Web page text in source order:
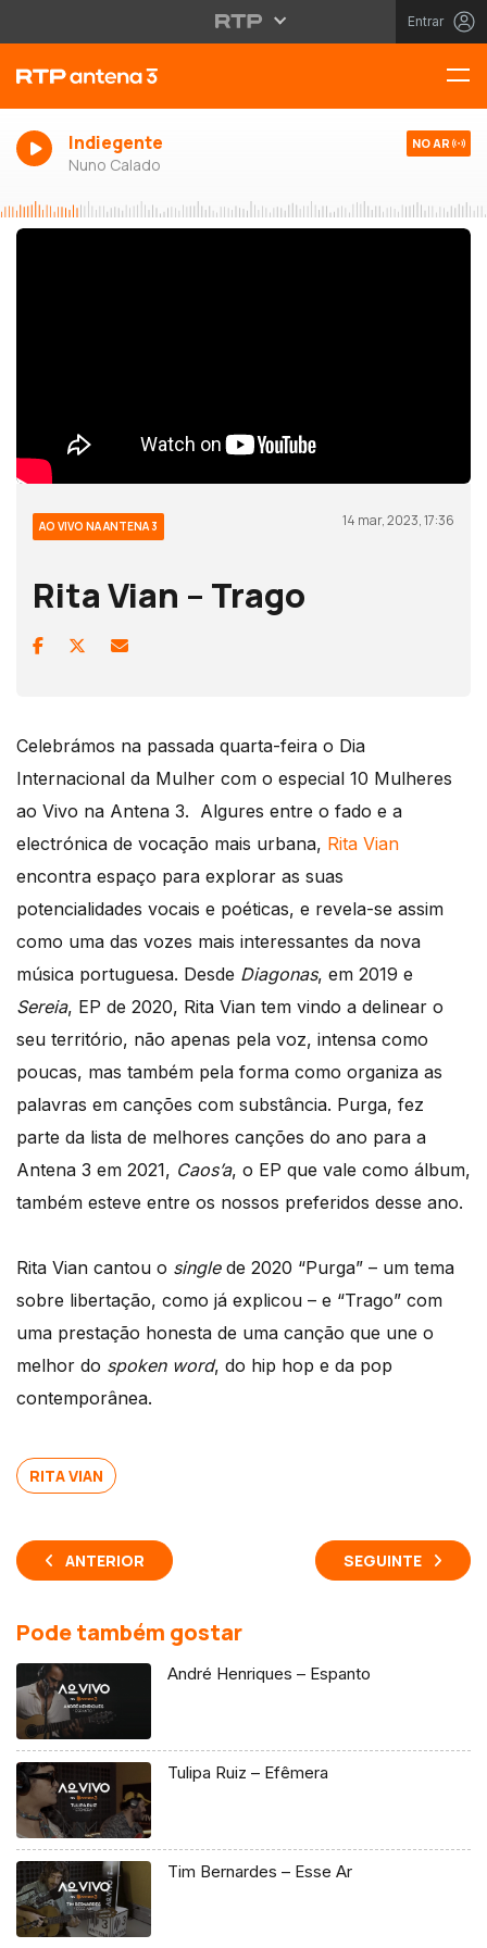
Entrar
Indiegente
Nuno Calado
NO AR
AO VIVO NA ANTENA 3 14 mar, 2023, 17:36
Rita Vian – Trago
Celebrámos na passada quarta-feira o Dia
Internacional da Mulher com o especial 10 Mulheres
ao Vivo na Antena 3. Algures entre o fado e a
electrónica de vocação mais urbana, Rita Vian
encontra espaço para explorar as suas
potencialidades vocais e poéticas, e revela-se assim
como uma das vozes mais interessantes da nova
música portuguesa. Desde Diagonas, em 2019 e
Sereia, EP de 2020, Rita Vian tem vindo a delinear o
seu território, não apenas pela voz, intensa como
poucas, mas também pela forma como organiza as
palavras em canções com substância. Purga, fez
parte da lista de melhores canções do ano para a
Antena 3 em 2021, Caos’a, o EP que vale como álbum,
também esteve entre os nossos preferidos desse ano.
Rita Vian cantou o singlede 2020 “Purga” – um tema
sobre libertação, como já explicou – e “Trago” com
uma prestação honesta de uma canção que une o
melhor do spoken word, do hip hop e da pop
contemporânea.
RITA VIAN
ANTERIOR SEGUINTE
Pode também gostar
André Henriques – Espanto
Tulipa Ruiz – Efêmera
Tim Bernardes – Esse Ar